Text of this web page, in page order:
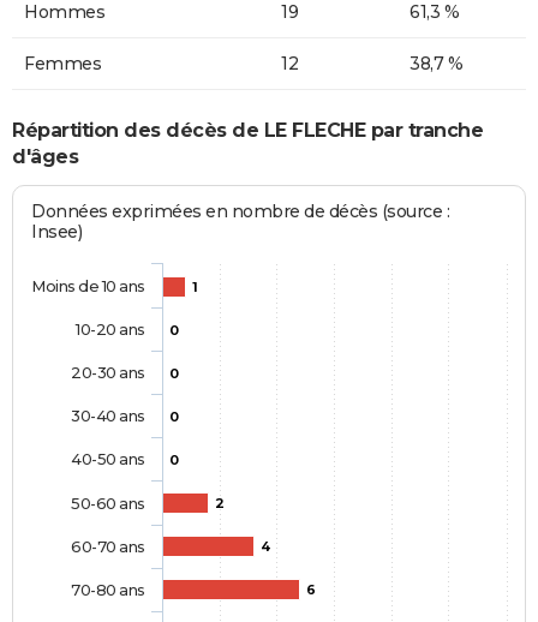
Hommes 19 61,3 %
Femmes 12 38,7 %
Répartition des décès de LE FLECHE par tranche
d'âges
Données exprimées en nombre de décès (source :
Insee)
1
0
0
0
0
2
4
6
Moins de 10 ans
10-20 ans
20-30 ans
30-40 ans
40-50 ans
50-60 ans
60-70 ans
70-80 ans